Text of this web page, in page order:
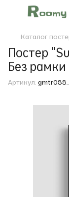
Каталог
Постер
Без рамки
Артикул: